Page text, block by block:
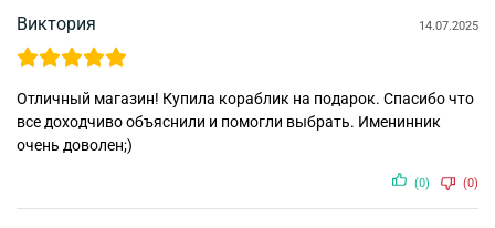
Виктория 14.07.2025
Отличный магазин! Купила кораблик на подарок. Спасибо что
все доходчиво объяснили и помогли выбрать. Именинник
очень доволен;)
(0) (0)